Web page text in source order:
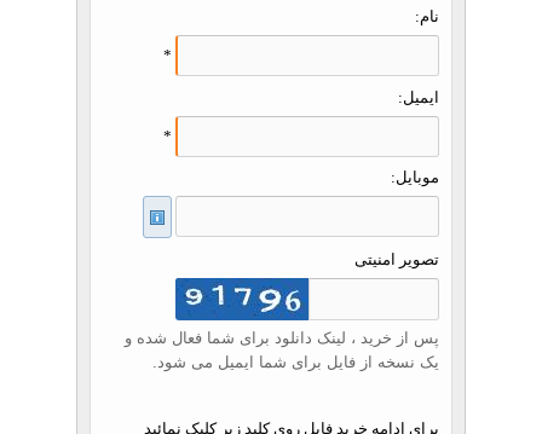
نام:
*
ایمیل:
*
موبایل:
تصویر امنیتی
پس از خرید ، لینک دانلود برای شما فعال شده و
یک نسخه از فایل برای شما ایمیل می شود.
برای ادامه خرید فایل روی کلید زیر کلیک نمائید